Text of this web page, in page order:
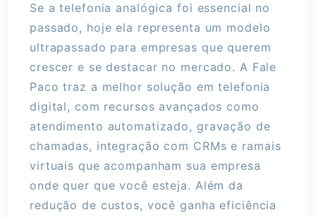
Se a telefonia analógica foi essencial no
passado, hoje ela representa um modelo
ultrapassado para empresas que querem
crescer e se destacar no mercado. A Fale
Paco traz a melhor solução em telefonia
digital, com recursos avançados como
atendimento automatizado, gravação de
chamadas, integração com CRMs e ramais
virtuais que acompanham sua empresa
onde quer que você esteja. Além da
redução de custos, você ganha eficiência